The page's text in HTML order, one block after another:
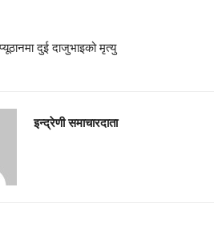
दुई दाजुभाइको मृत्यु
इन्द्रेणी समाचारदाता